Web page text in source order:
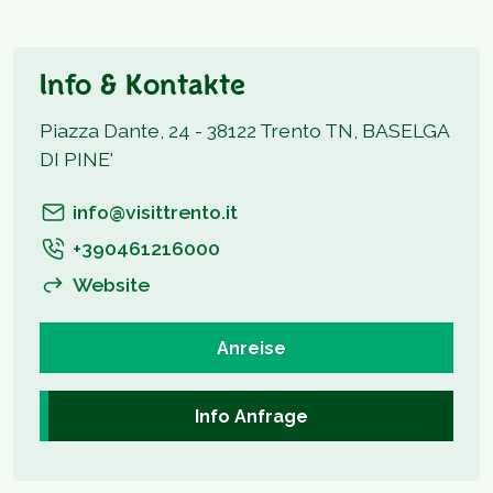
Info & Kontakte
Piazza Dante, 24 - 38122 Trento TN, BASELGA
DI PINE'
info@visittrento.it
+390461216000
Website
Anreise
Info Anfrage